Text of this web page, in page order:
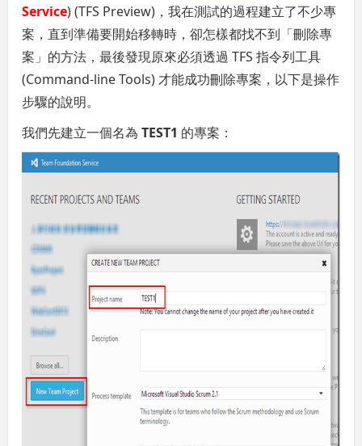
Service) (TFS Preview)，我在測試的過程建立了不少專
案，直到準備要開始移轉時，卻怎樣都找不到「刪除專
案」的方法，最後發現原來必須透過 TFS 指令列工具
(Command-line Tools) 才能成功刪除專案，以下是操作
步驟的說明。
我們先建立一個名為TEST1 的專案：